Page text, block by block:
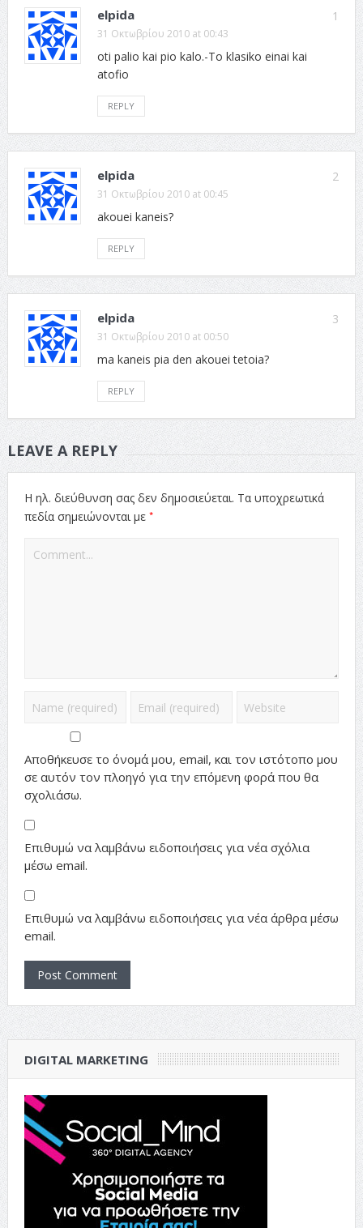
1
elpida
31 Οκτωβρίου 2010 at 00:43
oti palio kai pio kalo.-To klasiko einai kai
atofio
REPLY
2
elpida
31 Οκτωβρίου 2010 at 00:45
akouei kaneis?
REPLY
3
elpida
31 Οκτωβρίου 2010 at 00:50
ma kaneis pia den akouei tetoia?
REPLY
LEAVE A REPLY
Η ηλ. διεύθυνση σας δεν δημοσιεύεται. Τα υποχρεωτικά
πεδία σημειώνονται με *
Αποθήκευσε το όνομά μου, email, και τον ιστότοπο μου
σε αυτόν τον πλοηγό για την επόμενη φορά που θα
σχολιάσω.
Επιθυμώ να λαμβάνω ειδοποιήσεις για νέα σχόλια
μέσω email.
Επιθυμώ να λαμβάνω ειδοποιήσεις για νέα άρθρα μέσω
email.
DIGITAL MARKETING